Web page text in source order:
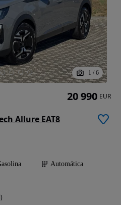
1 / 6
Allure EAT8
Automática
20 990 EUR